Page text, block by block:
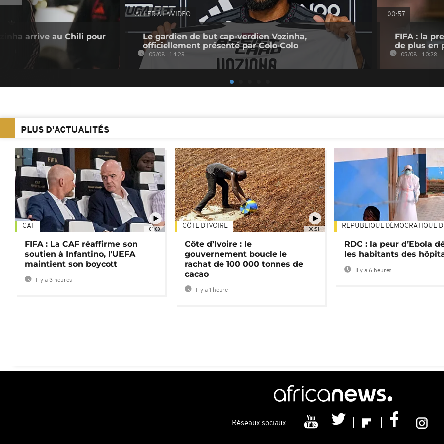
arrive au Chili pour
ALLER À LA VIDEO
Le gardien de but cap-verdien Vozinha,
officiellement présenté par Colo-Colo
05/08 - 14:23
00:57
FIFA : la
de plus en
05/08 - 10:28
PLUS D'ACTUALITÉS
01:00
CAF
FIFA : La CAF réaffirme son
soutien à Infantino, l’UEFA
maintient son boycott
Il y a 3 heures
00:51
CÔTE D'IVOIRE
Côte d’Ivoire : le
gouvernement boucle le
rachat de 100 000 tonnes de
cacao
Il y a 1 heure
RÉPUBLIQUE DÉMOCRATIQUE
RDC : la peur d’Ebola
les habitants des
Il y a 6 heures
Réseaux sociaux